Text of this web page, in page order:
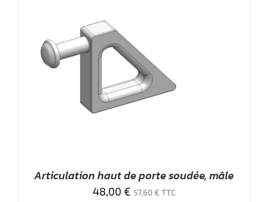
Articulation haut de porte soudée, mâle
48,00 € 57,60€ TTC